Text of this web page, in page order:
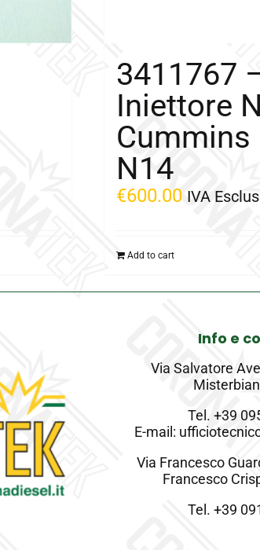
3411767
Iniettore
Cummins
N14
€600.00 IVA
Add to cart
Info e
Via Salvatore
Tel. +39
E-mail:
Via Francesco
Francesco
Tel. +39